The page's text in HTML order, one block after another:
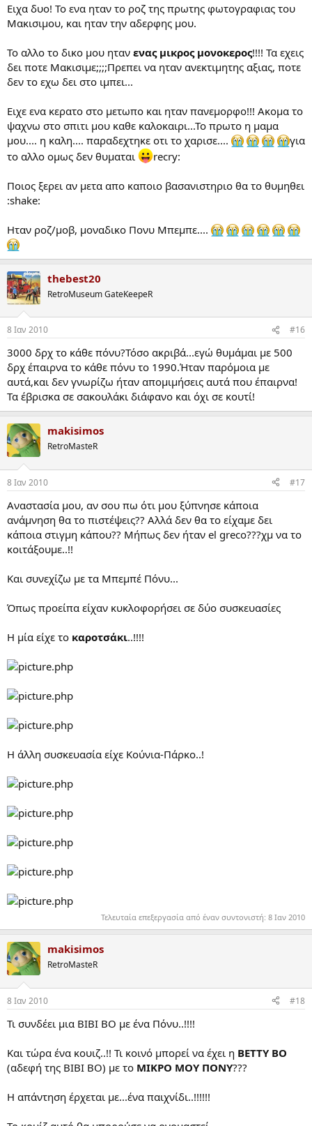
Ειχα δυο! Το ενα ηταν το ροζ της πρωτης φωτογραφιας του
Μακισιμου, και ηταν την αδερφης μου.
Το αλλο το δικο μου ηταν ενας μικρος μονοκερος!!!! Τα εχεις
δει ποτε Μακισιμε;;;;Πρεπει να ηταν ανεκτιμητης αξιας, ποτε
δεν το εχω δει στο ιμπει...
Ειχε ενα κερατο στο μετωπο και ηταν πανεμορφο!!! Ακομα το
ψαχνω στο σπιτι μου καθε καλοκαιρι...Το πρωτο η μαμα
μου.... η καλη.... παραδεχτηκε οτι το χαρισε....
για
το αλλο ομως δεν θυμαται
recry:
Ποιος ξερει αν μετα απο καποιο βασανιστηριο θα το θυμηθει
:shake:
Ηταν ροζ/μοβ, μοναδικο Πονυ Μπεμπε....
thebest20
RetroMuseum GateKeepeR
8 Ιαν 2010 #16
3000 δρχ το κάθε πόνυ?Τόσο ακριβά...εγώ θυμάμαι με 500
δρχ έπαιρνα το κάθε πόνυ το 1990.Ήταν παρόμοια με
αυτά,και δεν γνωρίζω ήταν απομιμήσεις αυτά που έπαιρνα!
Τα έβρισκα σε σακουλάκι διάφανο και όχι σε κουτί!
makisimos
RetroMasteR
8 Ιαν 2010 #17
Aναστασία μου, αν σου πω ότι μου ξύπνησε κάποια
ανάμνηση θα το πιστέψεις?? Αλλά δεν θα το είχαμε δει
κάποια στιγμη κάπου?? Μήπως δεν ήταν el greco???χμ να το
κοιτάξουμε..!!
Και συνεχίζω με τα Μπεμπέ Πόνυ...
Όπως προείπα είχαν κυκλοφορήσει σε δύο συσκευασίες
Η μία είχε το καροτσάκι..!!!!
H άλλη συσκευασία είχε Κούνια-Πάρκο..!
Τελευταία επεξεργασία από έναν συντονιστή: 8 Ιαν 2010
makisimos
RetroMasteR
8 Ιαν 2010 #18
Τι συνδέει μια ΒΙΒΙ ΒΟ με ένα Πόνυ..!!!!
Και τώρα ένα κουιζ..!! Τι κοινό μπορεί να έχει η ΒΕΤΤΥ ΒΟ
(αδεφή της ΒΙΒΙ ΒΟ) με το ΜΙΚΡΟ ΜΟΥ ΠΟΝΥ???
Η απάντηση έρχεται με...ένα παιχνίδι..!!!!!!